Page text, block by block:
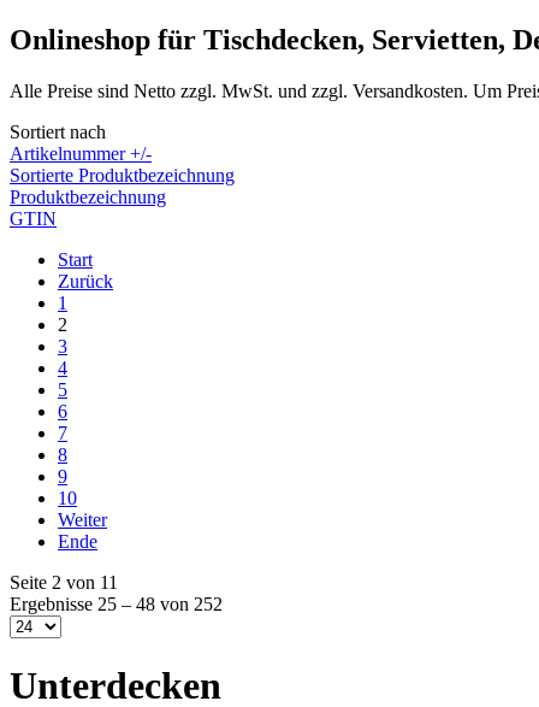
Onlineshop für Tischdecken, Servietten,
Alle Preise sind Netto zzgl. MwSt. und zzgl. Versandkosten. Um
Sortiert nach
Artikelnummer +/-
Sortierte Produktbezeichnung
Produktbezeichnung
GTIN
Start
Zurück
1
2
3
4
5
6
7
8
9
10
Weiter
Ende
Seite 2 von 11
Ergebnisse 25 – 48 von 252
Unterdecken